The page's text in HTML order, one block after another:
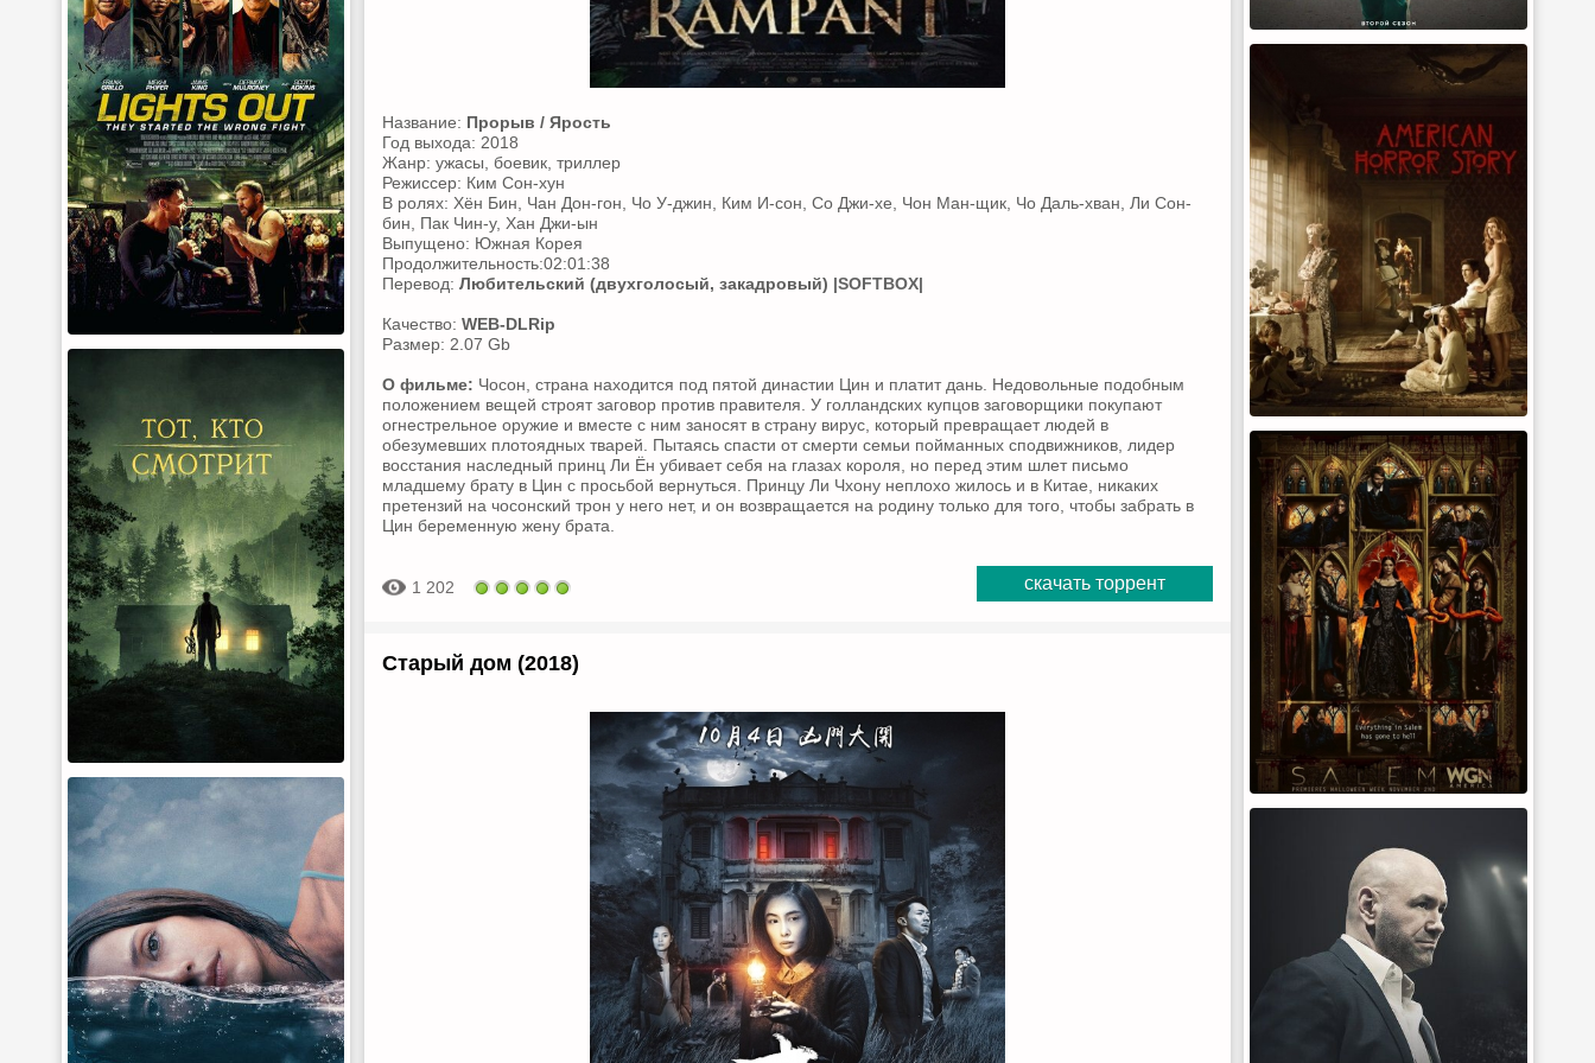
Название: Прорыв / Ярость
Год выхода: 2018
Жанр: ужасы, боевик, триллер
Режиссер: Ким Сон-хун
В ролях: Хён Бин, Чан Дон-гон, Чо У-джин, Ким И-сон, Со Джи-хе, Чон Ман-щик, Чо Даль-хван, Ли Сон-
бин, Пак Чин-у, Хан Джи-ын
Выпущено: Южная Корея
Продолжительность:02:01:38
Перевод: Любительский (двухголосый, закадровый) |SOFTBOX|
Качество: WEB-DLRip
Размер: 2.07 Gb
О фильме: Чосон, страна находится под пятой династии Цин и платит дань. Недовольные подобным
положением вещей строят заговор против правителя. У голландских купцов заговорщики покупают
огнестрельное оружие и вместе с ним заносят в страну вирус, который превращает людей в
обезумевших плотоядных тварей. Пытаясь спасти от смерти семьи пойманных сподвижников, лидер
восстания наследный принц Ли Ён убивает себя на глазах короля, но перед этим шлет письмо
младшему брату в Цин с просьбой вернуться. Принцу Ли Чхону неплохо жилось и в Китае, никаких
претензий на чосонский трон у него нет, и он возвращается на родину только для того, чтобы забрать в
Цин беременную жену брата.
1 202 скачать торрент
Старый дом (2018)